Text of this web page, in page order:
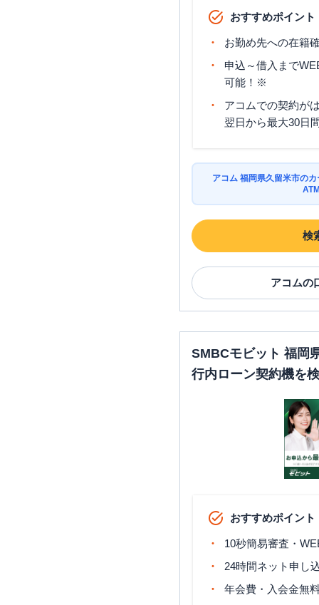
おすすめポイント
お勤め先への在籍
申込～借入まで
可能！※
アコムでの契約が
翌日から最大30日
アコム 福岡県久留米市の
検
アコムの
SMBCモビット 福岡
行内ローン契約機を
おすすめポイント
10秒簡易審査・
24時間ネット申し
年会費・入会金無